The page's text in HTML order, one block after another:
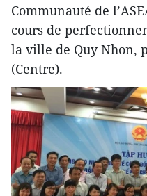
Communauté de
cours de
la ville de Quy Nhon,
(Centre).